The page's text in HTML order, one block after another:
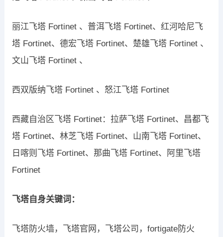
丽江飞塔 Fortinet 、普洱飞塔 Fortinet、红河哈尼飞
塔 Fortinet、德宏飞塔 Fortinet、楚雄飞塔 Fortinet 、
文山飞塔 Fortinet 、
西双版纳飞塔 Fortinet 、怒江飞塔 Fortinet
西藏自治区飞塔 Fortinet：拉萨飞塔 Fortinet、昌都飞
塔 Fortinet、林芝飞塔 Fortinet、山南飞塔 Fortinet、
日喀则飞塔 Fortinet、那曲飞塔 Fortinet、阿里飞塔
Fortinet
飞塔自身关键词：
飞塔防火墙，飞塔官网，飞塔公司，fortigate防火